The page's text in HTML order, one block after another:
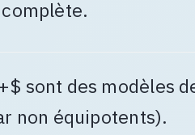
sont des modèles
non équipotents).